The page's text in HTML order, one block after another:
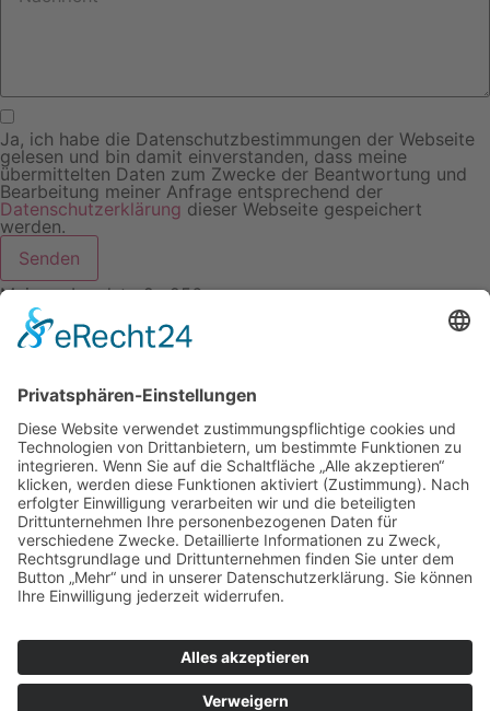
Ja, ich habe die Datenschutzbestimmungen der Webseite
gelesen und bin damit einverstanden, dass meine
übermittelten Daten zum Zwecke der Beantwortung und
Bearbeitung meiner Anfrage entsprechend der
Datenschutzerklärung dieser Webseite gespeichert
werden.
Senden
Mainzer Landstraße 256
60326 Frankfurt am Main
069-9735 883 7
© 2024 MGN Dienstleistungen GmbH | Alle Rechte
vorbehalten